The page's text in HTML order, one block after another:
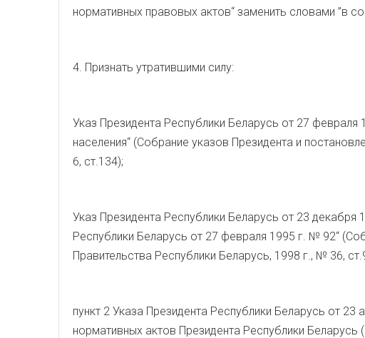
нормативных правовых актов“ заменить словами ”в
4. Признать утратившими силу:
Указ Президента Республики Беларусь от 27
населения“ (Собрание указов Президента и
6, ст.134);
Указ Президента Республики Беларусь от 23
Республики Беларусь от 27 февраля 1995 г. № 92“
Правительства Республики Беларусь, 1998 г., № 36,
пункт 2 Указа Президента Республики Беларусь от
нормативных актов Президента Республики